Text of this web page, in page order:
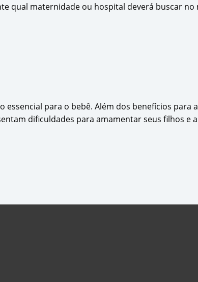
qual maternidade ou hospital deverá buscar
para o bebê. Além dos benefícios para
dificuldades para amamentar seus filhos e